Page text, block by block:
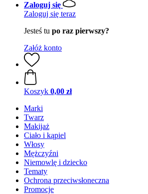
Zaloguj się
Zaloguj się teraz
Jesteś tu po raz pierwszy?
Załóż konto
Koszyk 0,00 zł
Marki
Twarz
Makijaż
Ciało i kąpiel
Włosy
Mężczyźni
Niemowlę i dziecko
Tematy
Ochrona przeciwsłoneczna
Promocje